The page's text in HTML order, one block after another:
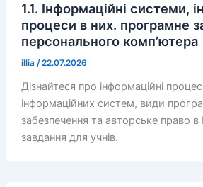
1.1. Інформаційні системи,
процеси в них. програмне
персонального комп’ютера
illia /22.07.2026
Дізнайтеся про інформаційні
інформаційних систем, види
забезпечення та авторське право в
завдання для учнів.